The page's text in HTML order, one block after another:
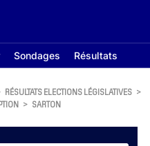
Sondages Résultats
RÉSULTATS ELECTIONS LÉGISLATIVES >
> SARTON